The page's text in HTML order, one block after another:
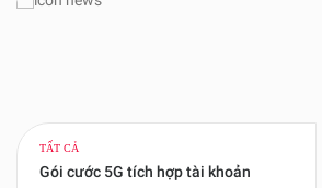
TẤT CẢ
Gói cước 5G tích hợp tài khoản